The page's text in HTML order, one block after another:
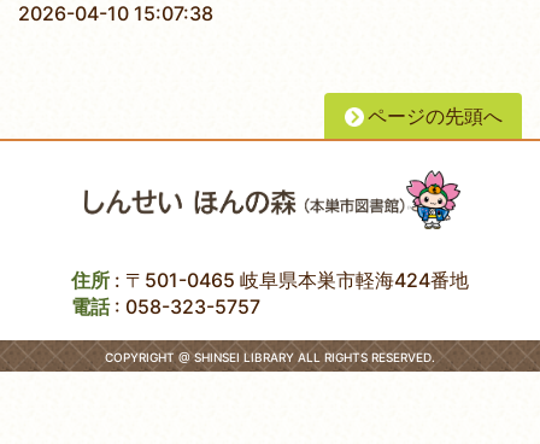
2026-04-10 15:07:38
ページの先頭へ
住所 : 〒501-0465 岐阜県本巣市軽海424番地
電話: 058-323-5757
COPYRIGHT @ SHINSEI LIBRARY ALL RIGHTS RESERVED.